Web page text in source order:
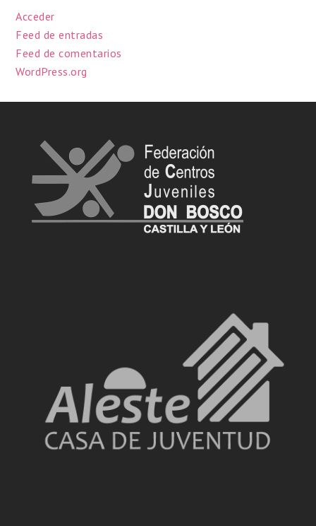
Acceder
Feed de entradas
Feed de comentarios
WordPress.org